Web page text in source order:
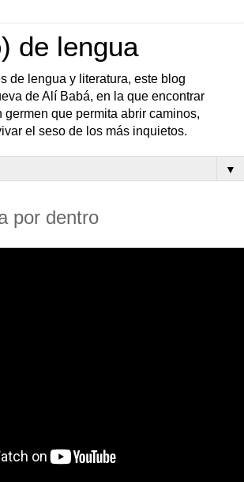
de lengua
de lengua y literatura, este blog
de Alí Babá, en la que encontrar
que permita abrir caminos,
el seso de los más inquietos.
▼
por dentro